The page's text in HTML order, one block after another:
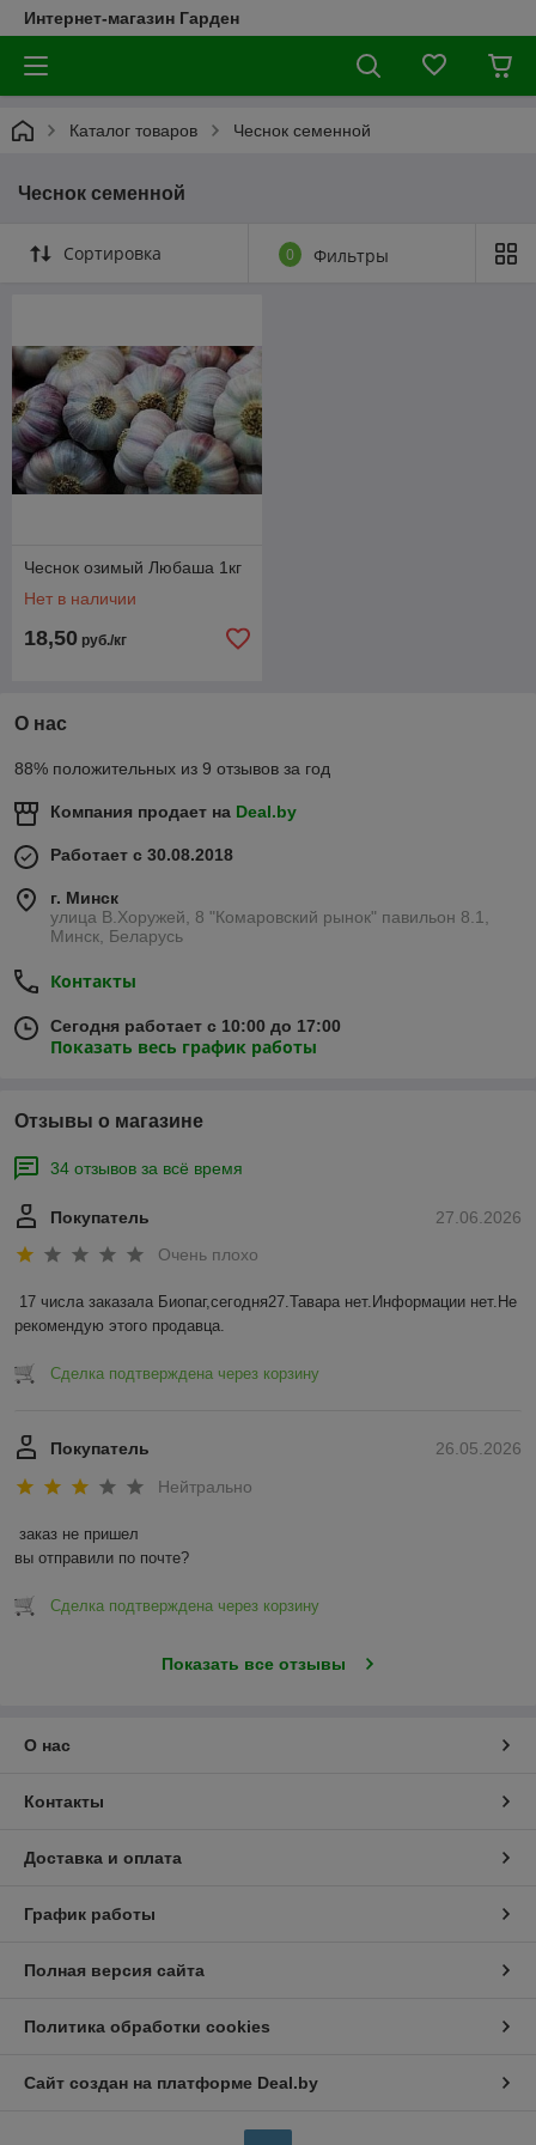
Интернет-магазин Гарден
Каталог товаров Чеснок семенной
Чеснок семенной
Сортировка 0 Фильтры
Чеснок озимый Любаша 1кг
Нет в наличии
18,50 руб./кг
О нас
88% положительных из 9 отзывов за год
Компания продает на Deal.by
Работает с 30.08.2018
г. Минск
улица В.Хоружей, 8 "Комаровский рынок" павильон 8.1,
Минск, Беларусь
Контакты
Сегодня работает с 10:00 до 17:00
Показать весь график работы
Отзывы о магазине
34 отзывов за всё время
27.06.2026
Покупатель
Очень плохо
17 числа заказала Биопаг,сегодня27.Тавара нет.Информации нет.Не
рекомендую этого продавца.
Сделка подтверждена через корзину
26.05.2026
Покупатель
Нейтрально
заказ не пришел
вы отправили по почте?
Сделка подтверждена через корзину
Показать все отзывы
О нас
Контакты
Доставка и оплата
График работы
Полная версия сайта
Политика обработки cookies
Сайт создан на платформе Deal.by